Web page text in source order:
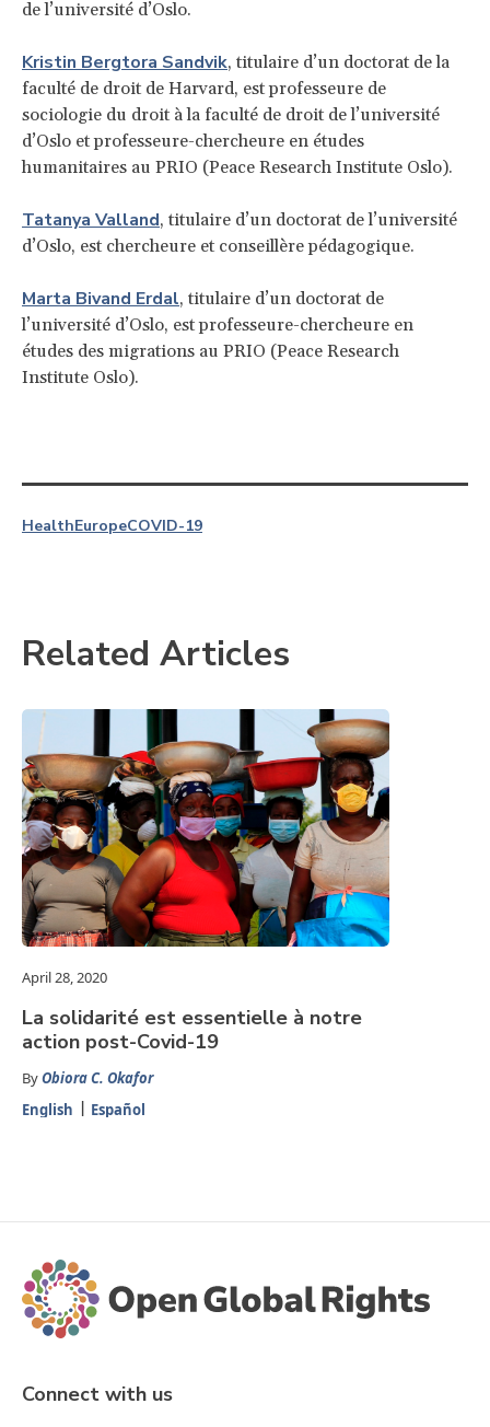
de l’université d’Oslo.
Kristin Bergtora Sandvik, titulaire d’un doctorat de la
faculté de droit de Harvard, est professeure de
sociologie du droit à la faculté de droit de l’université
d’Oslo et professeure-chercheure en études
humanitaires au PRIO (Peace Research Institute Oslo).
Tatanya Valland, titulaire d’un doctorat de l’université
d’Oslo, est chercheure et conseillère pédagogique.
Marta Bivand Erdal, titulaire d’un doctorat de
l’université d’Oslo, est professeure-chercheure en
études des migrations au PRIO (Peace Research
Institute Oslo).
HealthEuropeCOVID-19
Related Articles
April 28, 2020
La solidarité est essentielle à notre
action post-Covid-19
ByObiora C. Okafor
English
Español
Connect with us